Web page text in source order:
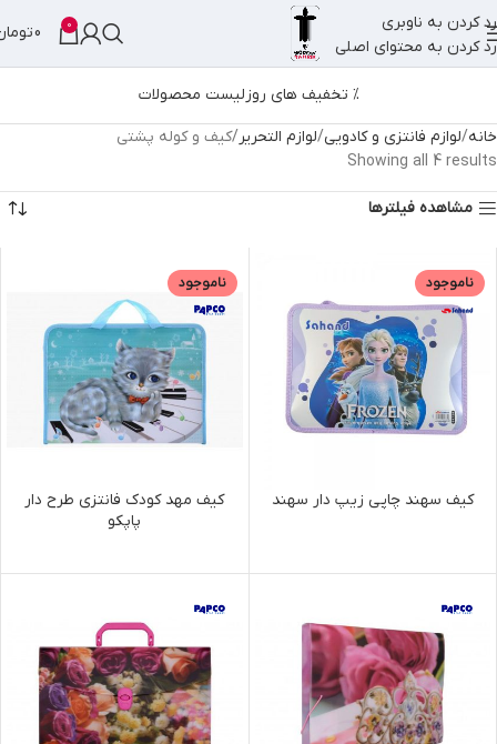
رد کردن به ناوبری
رد کردن به محتوای اصلی
0
0
% تخفیف های روزلیست محصولات
خانه لوازم فانتزی و کادویی لوازم التحریر کیف و کوله پشتی
Showing all 4 results
مشاهده فیلترها
ناموجود
کیف سهند چاپی زیپ دار سهند
ناموجود
کیف مهد کودک فانتزی طرح دار
پاپکو